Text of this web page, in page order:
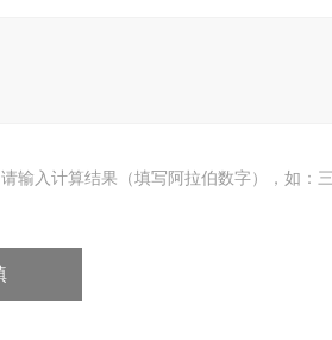
请输入计算结果（填写阿拉伯数字），如：